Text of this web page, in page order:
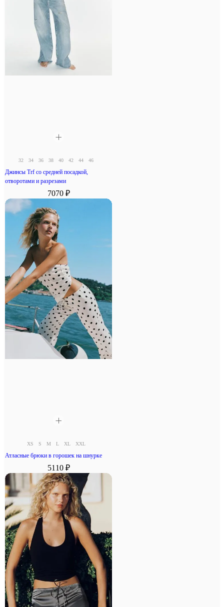
32 34 36 38 40 42 44 46
Джинсы Trf со средней посадкой,
отворотами и разрезами
7070 ₽
XS S M L XL XXL
Атласные брюки в горошек на шнурке
5110 ₽